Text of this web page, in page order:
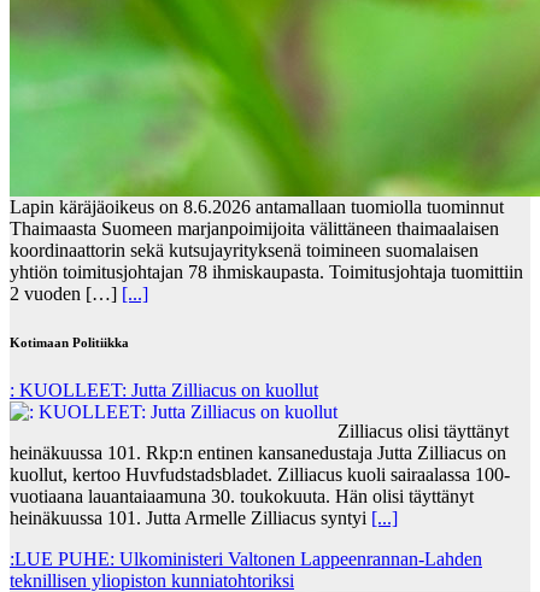
Lapin käräjäoikeus on 8.6.2026 antamallaan tuomiolla tuominnut
Thaimaasta Suomeen marjanpoimijoita välittäneen thaimaalaisen
koordinaattorin sekä kutsujayrityksenä toimineen suomalaisen
yhtiön toimitusjohtajan 78 ihmiskaupasta. Toimitusjohtaja tuomittiin
2 vuoden […] [...]
Kotimaan Politiikka
: KUOLLEET: Jutta Zilliacus on kuollut
Zilliacus olisi täyttänyt
heinäkuussa 101. Rkp:n entinen kansanedustaja Jutta Zilliacus on
kuollut, kertoo Huvfudstadsbladet. Zilliacus kuoli sairaalassa 100-
vuotiaana lauantaiaamuna 30. toukokuuta. Hän olisi täyttänyt
heinäkuussa 101. Jutta Armelle Zilliacus syntyi [...]
:LUE PUHE: Ulkoministeri Valtonen Lappeenrannan-Lahden
teknillisen yliopiston kunniatohtoriksi